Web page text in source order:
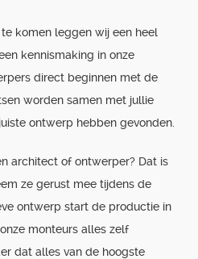
komen leggen wij een heel
kennismaking in onze
direct beginnen met de
worden samen met jullie
ontwerp hebben gevonden.
architect of ontwerper? Dat is
ze gerust mee tijdens de
ontwerp start de productie in
monteurs alles zelf
dat alles van de hoogste